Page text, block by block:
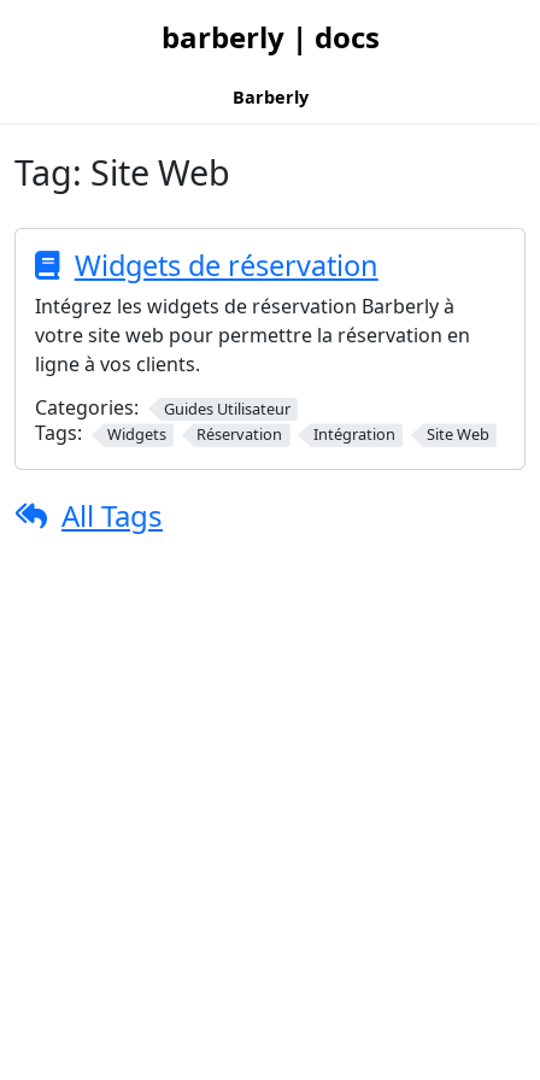
barberly | docs
Barberly
Tag: Site Web
Widgets de réservation
Intégrez les widgets de réservation Barberly à
votre site web pour permettre la réservation en
ligne à vos clients.
Categories:
Guides Utilisateur
Tags: Widgets Réservation Intégration Site Web
All Tags